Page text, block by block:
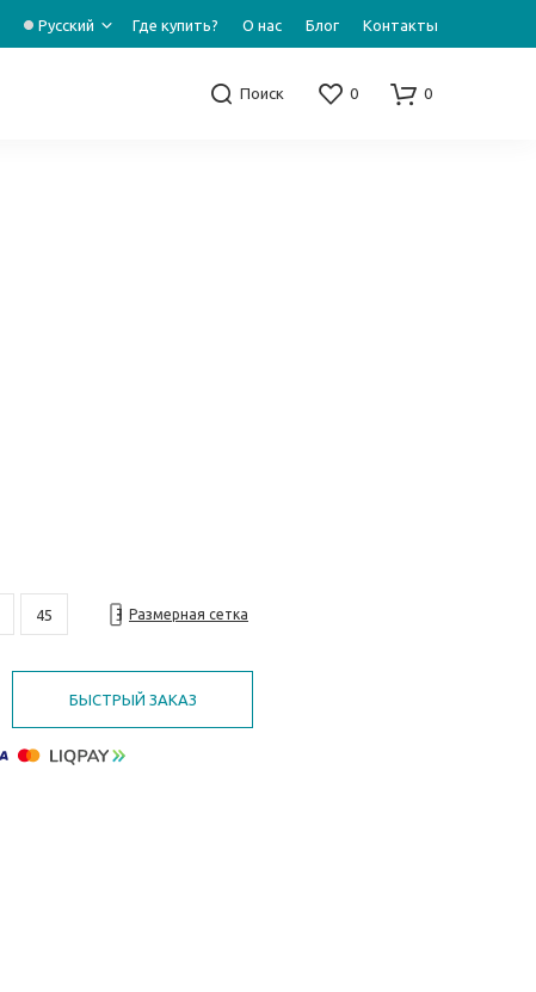
Русский Где купить? О нас Блог Контакты
Поиск 0 0
45 Размерная сетка
БЫСТРЫЙ ЗАКАЗ